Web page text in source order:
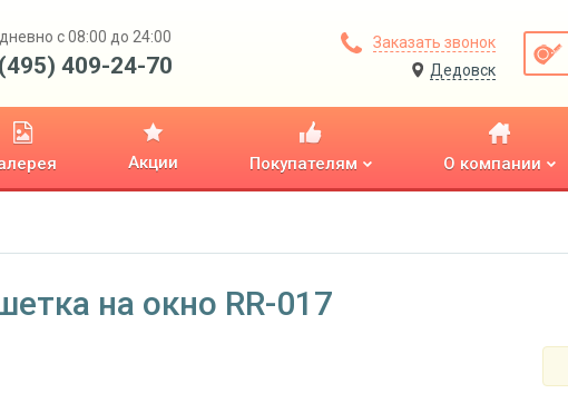
с 08:00 до 24:00
409-24-70
Заказать звонок
Дедовск
Акции Покупателям О компании
на окно RR-017